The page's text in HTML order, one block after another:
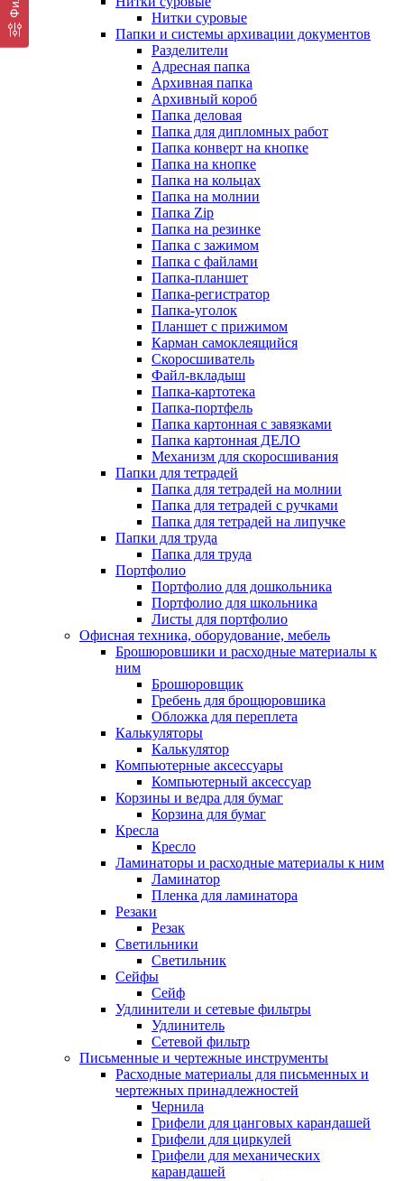
Нитки суровые
Папки и системы архивации документов
Разделители
Адресная папка
Архивная папка
Архивный короб
Папка деловая
Папка для дипломных работ
Папка конверт на кнопке
Папка на кнопке
Папка на кольцах
Папка на молнии
Папка Zip
Папка на резинке
Папка с зажимом
Папка с файлами
Папка-планшет
Папка-регистратор
Папка-уголок
Планшет с прижимом
Карман самоклеящийся
Скоросшиватель
Файл-вкладыш
Папка-картотека
Папка-портфель
Папка картонная с завязками
Папка картонная ДЕЛО
Механизм для скоросшивания
Папки для тетрадей
Папка для тетрадей на молнии
Папка для тетрадей с ручками
Папка для тетрадей на липучке
Папки для труда
Папка для труда
Портфолио
Портфолио для дошкольника
Портфолио для школьника
Листы для портфолио
Офисная техника, оборудование, мебель
Брошюровшики и расходные материалы к
ним
Брошюровщик
Гребень для брощюровшика
Обложка для переплета
Калькуляторы
Калькулятор
Компьютерные аксессуары
Компьютерный аксессуар
Корзины и ведра для бумаг
Корзина для бумаг
Кресла
Кресло
Ламинаторы и расходные материалы к ним
Ламинатор
Пленка для ламинатора
Резаки
Резак
Светильники
Светильник
Сейфы
Сейф
Удлинители и сетевые фильтры
Удлинитель
Сетевой фильтр
Письменные и чертежные инструменты
Расходные материалы для письменных и
чертежных принадлежностей
Чернила
Грифели для цанговых карандашей
Грифели для циркулей
Грифели для механических
карандашей